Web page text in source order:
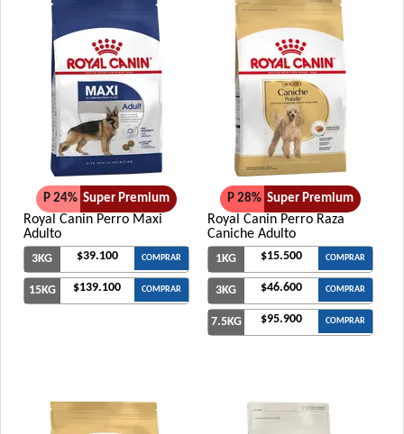
P 24% Super Premium
Royal Canin Perro Maxi
Adulto
3KG $39.100 COMPRAR
15KG $139.100 COMPRAR
P 28% Super Premium
Royal Canin Perro Raza
Caniche Adulto
1KG $15.500 COMPRAR
3KG $46.600 COMPRAR
7.5KG $95.900 COMPRAR